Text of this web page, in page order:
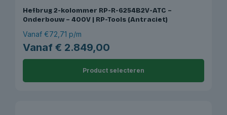
Hefbrug 2-kolommer RP-R-6254B2V-ATC –
Onderbouw – 400V | RP-Tools (Antraciet)
Vanaf €72,71 p/m
Vanaf € 2.849,00
Product selecteren